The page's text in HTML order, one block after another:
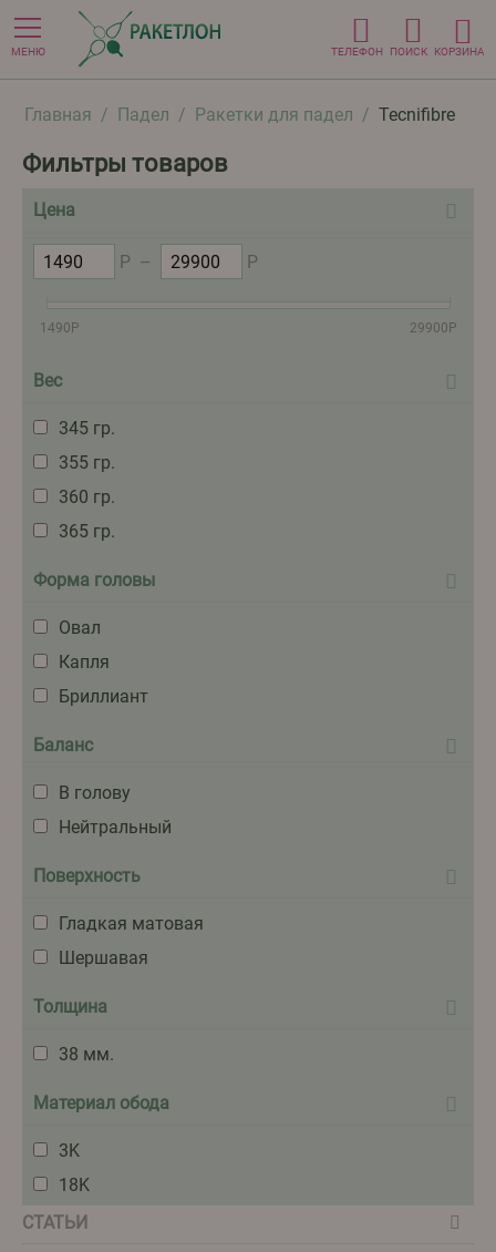
МЕНЮ ТЕЛЕФОН ПОИСК КОРЗИНА
Главная / Падел / Ракетки для падел / Tecnifibre
Фильтры товаров
Цена
Р – Р
1490 Р 29900 Р
Вес
345 гр.
355 гр.
360 гр.
365 гр.
Форма головы
Овал
Капля
Бриллиант
Баланс
В голову
Нейтральный
Поверхность
Гладкая матовая
Шершавая
Толщина
38 мм.
Материал обода
3K
18K
СТАТЬИ